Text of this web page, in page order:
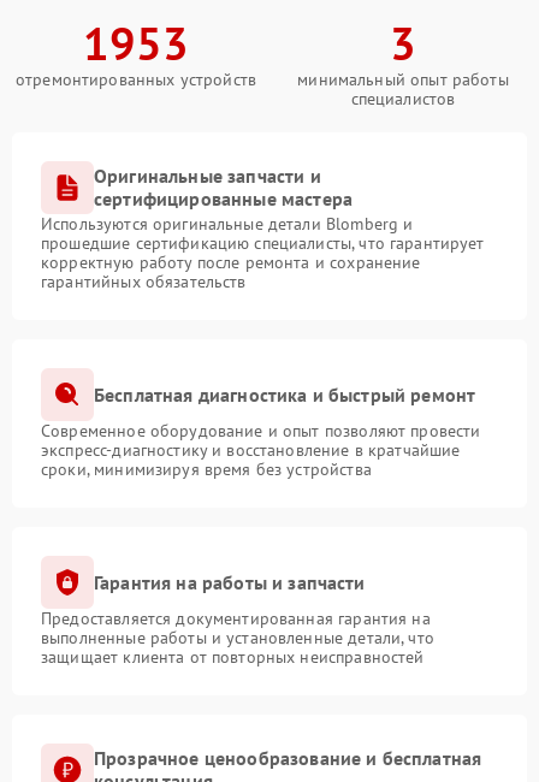
1953
отремонтированных устройств
3
минимальный опыт работы
специалистов
Оригинальные запчасти и
сертифицированные мастера
Используются оригинальные детали Blomberg и
прошедшие сертификацию специалисты, что гарантирует
корректную работу после ремонта и сохранение
гарантийных обязательств
Бесплатная диагностика и быстрый ремонт
Современное оборудование и опыт позволяют провести
экспресс-диагностику и восстановление в кратчайшие
сроки, минимизируя время без устройства
Гарантия на работы и запчасти
Предоставляется документированная гарантия на
выполненные работы и установленные детали, что
защищает клиента от повторных неисправностей
Прозрачное ценообразование и бесплатная